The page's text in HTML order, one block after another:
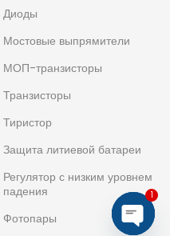
Диоды
Мостовые выпрямители
МОП-транзисторы
Транзисторы
Тиристор
Защита литиевой батареи
Регулятор с низким уровнем
падения
Фотопары
1